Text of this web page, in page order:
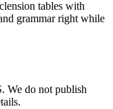
tables with
grammar right while
We do not publish